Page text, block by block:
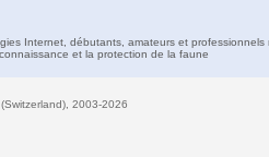
Internet, débutants, amateurs et professionnels
et la protection de la faune
(Switzerland), 2003-2026